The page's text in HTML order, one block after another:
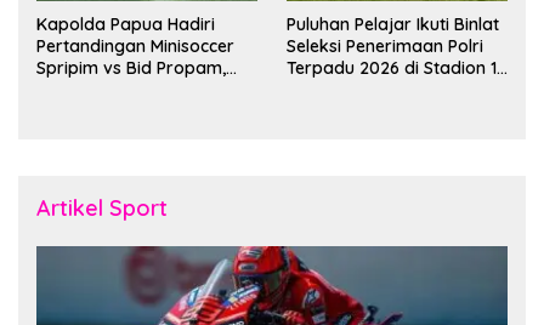
Kapolda Papua Hadiri
Pertandingan Minisoccer
Spripim vs Bid Propam,
Puluhan Pelajar Ikuti Binlat
Seleksi Penerimaan Polri
Terpadu 2026 di Stadion 16
Artikel Sport